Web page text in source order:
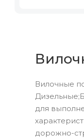
Вилочные
для
дорожно-